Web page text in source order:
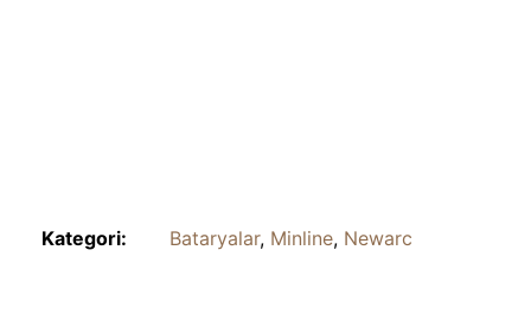
Kategori: Bataryalar, Minline, Newarc